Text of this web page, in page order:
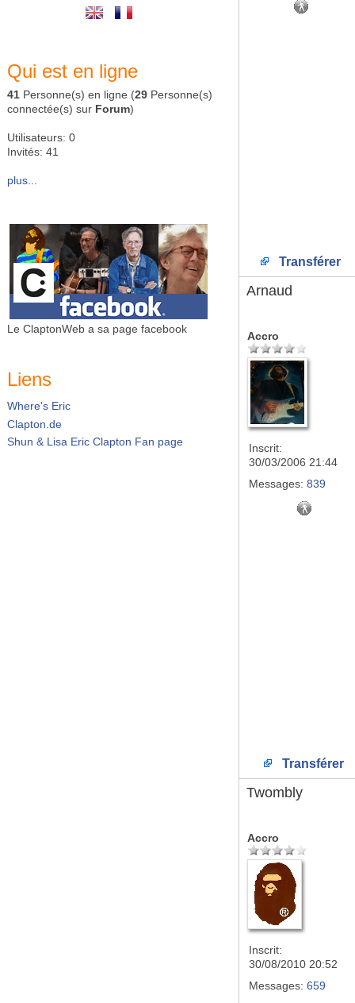
Qui est en ligne
41 Personne(s) en ligne (29 Personne(s)
connectée(s) sur Forum)
Utilisateurs: 0
Invités: 41
plus...
Le ClaptonWeb a sa page facebook
Liens
Where's Eric
Clapton.de
Shun & Lisa Eric Clapton Fan page
Transférer
Arnaud
Accro
Inscrit:
30/03/2006 21:44
Messages: 839
Transférer
Twombly
Accro
Inscrit:
30/08/2010 20:52
Messages: 659